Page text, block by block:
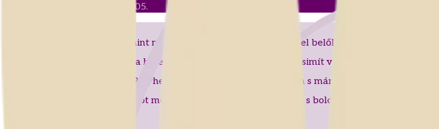
2025-12.05.
Kezemben hógömb csillan, mint mese, apró puha titkok szállnak fel belőle. Megforgatom
mint álom, téli csoda ring ott a hófehér varázson. A tél szelíd arca simít végig a tájon,
vigyorog két szénszemével. Pelyhek közt apró fény villan hirtelen s már zúg is a hóvihar a
báj. Kint s bent tél minden arcot megmutat: egyszerre játék, csoda, s boldog pillanat.